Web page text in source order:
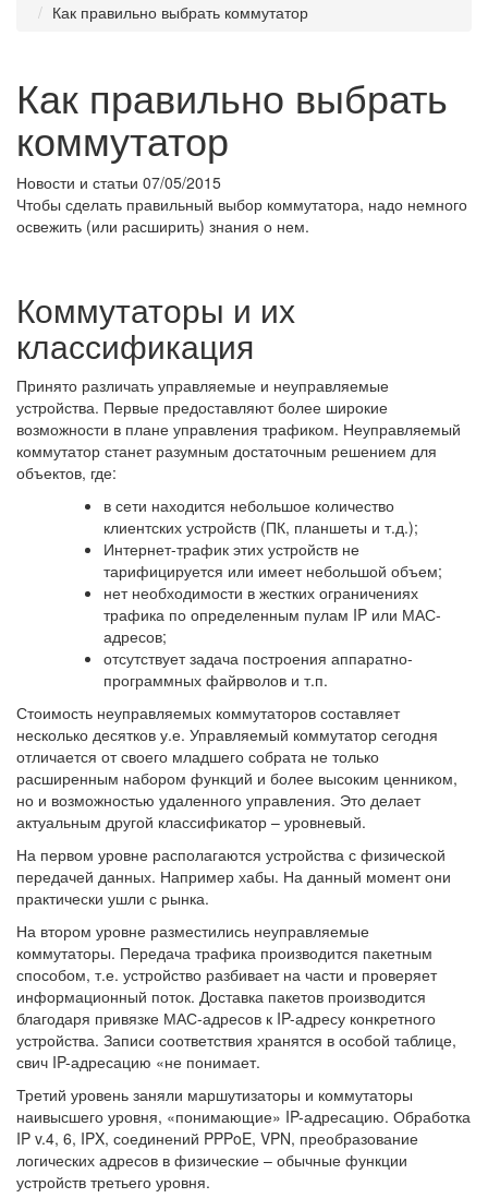
Как правильно выбрать коммутатор
Как правильно выбрать
коммутатор
Новости и статьи 07/05/2015
Чтобы сделать правильный выбор коммутатора, надо немного
освежить (или расширить) знания о нем.
Коммутаторы и их
классификация
Принято различать управляемые и неуправляемые
устройства. Первые предоставляют более широкие
возможности в плане управления трафиком. Неуправляемый
коммутатор станет разумным достаточным решением для
объектов, где:
в сети находится небольшое количество
клиентских устройств (ПК, планшеты и т.д.);
Интернет-трафик этих устройств не
тарифицируется или имеет небольшой объем;
нет необходимости в жестких ограничениях
трафика по определенным пулам IP или МАС-
адресов;
отсутствует задача построения аппаратно-
программных файрволов и т.п.
Стоимость неуправляемых коммутаторов составляет
несколько десятков у.е. Управляемый коммутатор сегодня
отличается от своего младшего собрата не только
расширенным набором функций и более высоким ценником,
но и возможностью удаленного управления. Это делает
актуальным другой классификатор – уровневый.
На первом уровне располагаются устройства с физической
передачей данных. Например хабы. На данный момент они
практически ушли с рынка.
На втором уровне разместились неуправляемые
коммутаторы. Передача трафика производится пакетным
способом, т.е. устройство разбивает на части и проверяет
информационный поток. Доставка пакетов производится
благодаря привязке МАС-адресов к IP-адресу конкретного
устройства. Записи соответствия хранятся в особой таблице,
свич IP-адресацию «не понимает.
Третий уровень заняли маршутизаторы и коммутаторы
наивысшего уровня, «понимающие» IP-адресацию. Обработка
IP v.4, 6, IPX, соединений PPPoE, VPN, преобразование
логических адресов в физические – обычные функции
устройств третьего уровня.